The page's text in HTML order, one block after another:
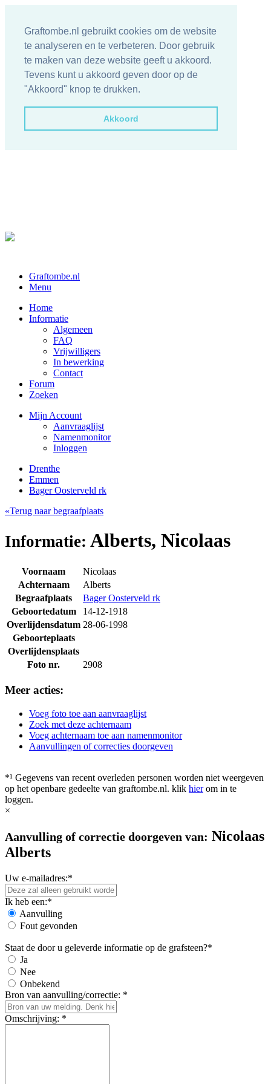
Graftombe.nl gebruikt cookies om de website
te analyseren en te verbeteren. Door gebruik
te maken van deze website geeft u akkoord.
Tevens kunt u akkoord geven door op de
"Akkoord" knop te drukken.
Akkoord
Graftombe.nl
Menu
Home
Informatie
Algemeen
FAQ
Vrijwilligers
In bewerking
Contact
Forum
Zoeken
Mijn Account
Aanvraaglijst
Namenmonitor
Inloggen
Drenthe
Emmen
Bager Oosterveld rk
«Terug naar begraafplaats
Informatie: Alberts, Nicolaas
Voornaam
Nicolaas
Achternaam
Alberts
Begraafplaats
Bager Oosterveld rk
Geboortedatum
14-12-1918
Overlijdensdatum 28-06-1998
Geboorteplaats
Overlijdensplaats
Foto nr.
2908
Meer acties:
Voeg foto toe aan aanvraaglijst
Zoek met deze achternaam
Voeg achternaam toe aan namenmonitor
Aanvullingen of correcties doorgeven
*¹ Gegevens van recent overleden personen worden niet weergeven
op het openbare gedeelte van graftombe.nl. klik hierom in te
loggen.
×
Aanvulling of correctie doorgeven van: Nicolaas
Alberts
Uw e-mailadres:*
Ik heb een:*
Aanvulling
Fout gevonden
Staat de door u geleverde informatie op de grafsteen?*
Ja
Nee
Onbekend
Bron van aanvulling/correctie: *
Omschrijving: *